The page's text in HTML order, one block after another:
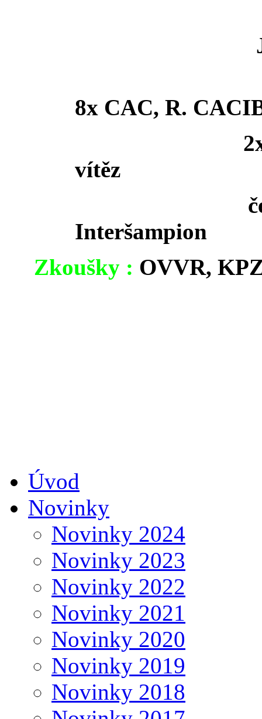
8x CAC, R.
vítěz
Interšampion
Zkoušky : OVVR,
Úvod
Novinky
Novinky 2024
Novinky 2023
Novinky 2022
Novinky 2021
Novinky 2020
Novinky 2019
Novinky 2018